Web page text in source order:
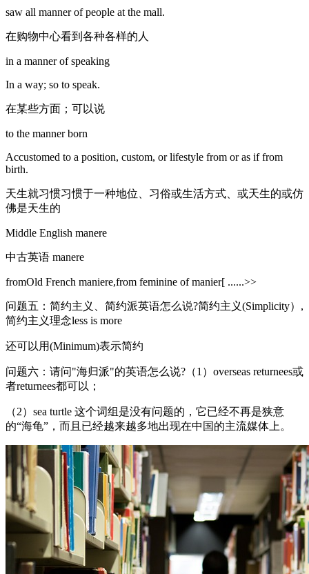
saw all manner of people at the mall.
在购物中心看到各种各样的人
in a manner of speaking
In a way; so to speak.
在某些方面；可以说
to the manner born
Accustomed to a position, custom, or lifestyle from or as if from
birth.
天生就习惯习惯于一种地位、习俗或生活方式、或天生的或仿
佛是天生的
Middle English manere
中古英语 manere
fromOld French maniere,from feminine of manier[ ......>>
问题五：简约主义、简约派英语怎么说?简约主义(Simplicity）,
简约主义理念less is more
还可以用(Minimum)表示简约
问题六：请问"海归派"的英语怎么说?（1）overseas returnees或
者returnees都可以；
（2）sea turtle 这个词组是没有问题的，它已经不再是狭意
的“海龟”，而且已经越来越多地出现在中国的主流媒体上。